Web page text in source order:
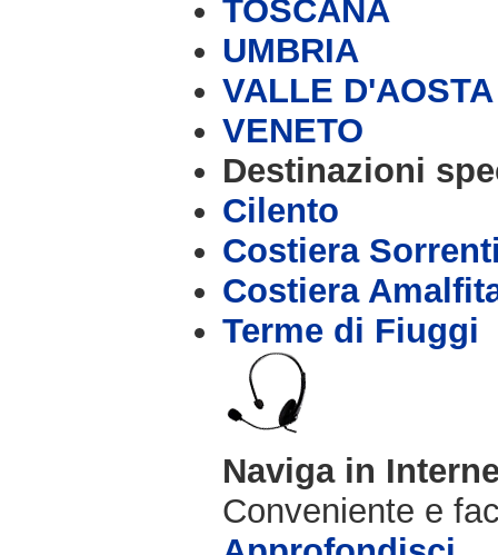
TOSCANA
UMBRIA
VALLE D'AOSTA
VENETO
Destinazioni
Cilento
Costiera
Costiera
Terme di Fiuggi
Naviga in
Conveniente e